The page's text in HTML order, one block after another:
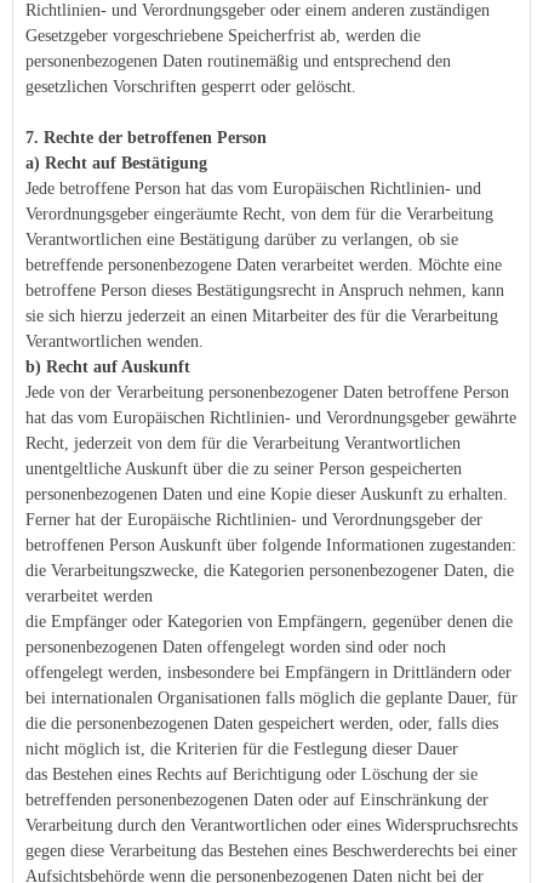
Richtlinien- und Verordnungsgeber oder einem anderen zuständigen
Gesetzgeber vorgeschriebene Speicherfrist ab, werden die
personenbezogenen Daten routinemäßig und entsprechend den
gesetzlichen Vorschriften gesperrt oder gelöscht.
7. Rechte der betroffenen Person
a) Recht auf Bestätigung
Jede betroffene Person hat das vom Europäischen Richtlinien- und
Verordnungsgeber eingeräumte Recht, von dem für die Verarbeitung
Verantwortlichen eine Bestätigung darüber zu verlangen, ob sie
betreffende personenbezogene Daten verarbeitet werden. Möchte eine
betroffene Person dieses Bestätigungsrecht in Anspruch nehmen, kann
sie sich hierzu jederzeit an einen Mitarbeiter des für die Verarbeitung
Verantwortlichen wenden.
b) Recht auf Auskunft
Jede von der Verarbeitung personenbezogener Daten betroffene Person
hat das vom Europäischen Richtlinien- und Verordnungsgeber gewährte
Recht, jederzeit von dem für die Verarbeitung Verantwortlichen
unentgeltliche Auskunft über die zu seiner Person gespeicherten
personenbezogenen Daten und eine Kopie dieser Auskunft zu erhalten.
Ferner hat der Europäische Richtlinien- und Verordnungsgeber der
betroffenen Person Auskunft über folgende Informationen zugestanden:
die Verarbeitungszwecke, die Kategorien personenbezogener Daten, die
verarbeitet werden
die Empfänger oder Kategorien von Empfängern, gegenüber denen die
personenbezogenen Daten offengelegt worden sind oder noch
offengelegt werden, insbesondere bei Empfängern in Drittländern oder
bei internationalen Organisationen falls möglich die geplante Dauer, für
die die personenbezogenen Daten gespeichert werden, oder, falls dies
nicht möglich ist, die Kriterien für die Festlegung dieser Dauer
das Bestehen eines Rechts auf Berichtigung oder Löschung der sie
betreffenden personenbezogenen Daten oder auf Einschränkung der
Verarbeitung durch den Verantwortlichen oder eines Widerspruchsrechts
gegen diese Verarbeitung das Bestehen eines Beschwerderechts bei einer
Aufsichtsbehörde wenn die personenbezogenen Daten nicht bei der